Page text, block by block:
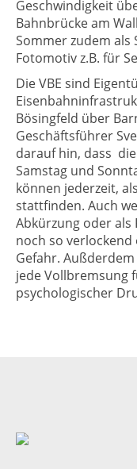
Geschwindigkeit
Bahnbrücke am
Sommer zudem als
Fotomotiv z.B. für
Die VBE sind
Bösingfeld über
Geschäftsführer
darauf hin, dass
Samstag und
können jederzeit,
stattfinden. Auch
Abkürzung oder
noch so
Gefahr.
jede Vollbremsung
psychologischer